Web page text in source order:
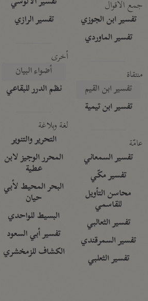
جمع الأقوال
تفسير ابن الجوزي
تفسير الماوردي
منتقاة
تفسير ابن القيم
تفسير ابن تيمية
عامّة
تفسير السمعاني
تفسير مكّي
محاسن التأويل
للقاسمي
تفسير الثعالبي
تفسير السمرقندي
تفسير الثعلبي
تفسير الرازي
أخرى
أضواء البيان
نظم الدرر للبقاعي
لغة وبلاغة
التحرير والتنوير
المحرر الوجيز لابن
عطية
البحر المحيط لأبي
حيان
البسيط للواحدي
تفسير أبي السعود
الكشاف للزمخشري